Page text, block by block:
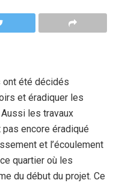
ont été décidés
et éradiquer les
les travaux
encore éradiqué
et l’écoulement
quartier où les
du début du projet. Ce